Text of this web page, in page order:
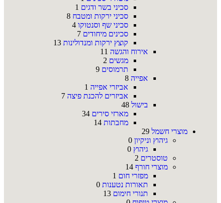
סכיני בשר ודגים 1
סכיני ירקות ומטבח 8
סכיני שף וסנטוקו 4
סכינים מיחודים 7
קוצץ ירקות ומנדולינות 13
אירוח והגשה 11
מגשים 2
תרמוסים 9
אפייה 8
אביזרי אפייה 1
אביזרים להכנת פיצה 7
בישול 48
מארזי סירים 34
מחבתות 14
מוצרי חשמל 29
גיהוץ וניקיון 0
גיהוץ 0
טוסטרים 2
מוצרי חורף 14
מפזרי חום 1
תאורות נטענות 0
תנורי חימום 13